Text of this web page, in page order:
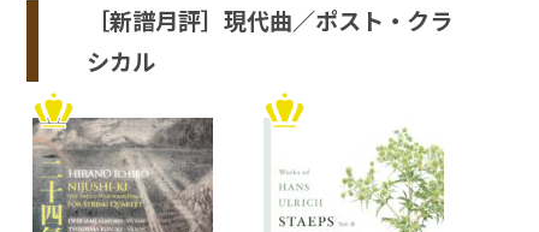
［新譜月評］現代曲／ポスト・クラ
シカル